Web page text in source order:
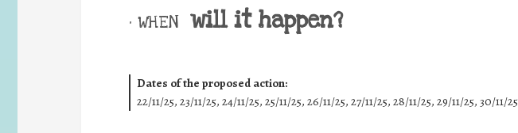
• WHEN will it happen?
Dates of the proposed action:
22/11/25, 23/11/25, 24/11/25, 25/11/25, 26/11/25, 27/11/25, 28/11/25, 29/11/25, 30/11/25